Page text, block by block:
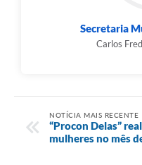
Secretaria
Carlos
NOTÍCIA MAIS RECENTE
“Procon Delas”
mulheres no mês